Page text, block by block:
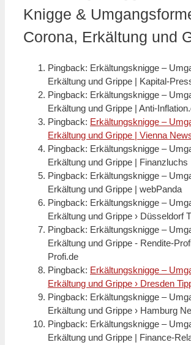
Knigge &
Corona, Erkältung und
Pingback: Erkältungsknigge –
Erkältung und Grippe | Kapital-
Pingback: Erkältungsknigge –
Erkältung und Grippe | Anti-
Pingback: Erkältungsknigge –
Erkältung und Grippe | Vienna
Pingback: Erkältungsknigge –
Erkältung und Grippe | Finanzluchs
Pingback: Erkältungsknigge –
Erkältung und Grippe | webPanda
Pingback: Erkältungsknigge –
Erkältung und Grippe › Düsseldorf
Pingback: Erkältungsknigge –
Erkältung und Grippe - Rendite-
Profi.de
Pingback: Erkältungsknigge –
Erkältung und Grippe › Dresden
Pingback: Erkältungsknigge –
Erkältung und Grippe › Hamburg
Pingback: Erkältungsknigge –
Erkältung und Grippe | Finance-